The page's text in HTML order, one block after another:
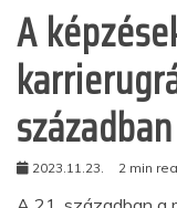
A
században
2023.11.23. 2 min